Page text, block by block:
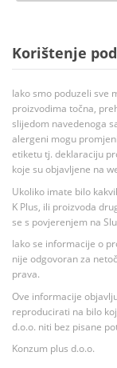
Korištenje
Iako smo poduzeli sve
proizvodima točna,
slijedom navedenoga
alergeni mogu
etiketu tj. deklaraciju
koje su objavljene na
Ukoliko imate bilo
K Plus, ili proizvoda
se s povjerenjem na
Iako se informacije o
nije odgovoran za
prava.
Ove informacije
reproducirati na bilo
d.o.o. niti bez pisane
Konzum plus d.o.o.